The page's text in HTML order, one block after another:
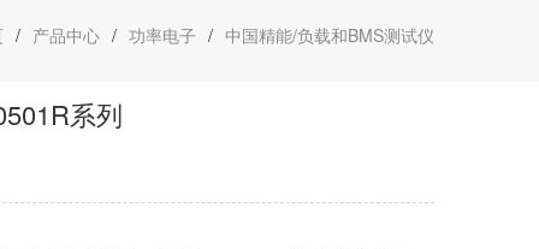
/ 产品中心 / 功率电子 / 中国精能/负载和BMS测试仪
系列